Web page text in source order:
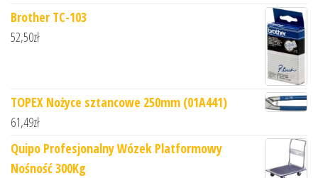
Brother TC-103
52,50zł
TOPEX Nożyce sztancowe 250mm (01A441)
61,49zł
Quipo Profesjonalny Wózek Platformowy
Nośność 300Kg